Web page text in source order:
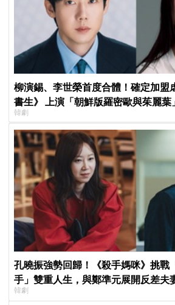
柳演錫、李世榮首度合體！確定加盟
書生》 上演「朝鮮版羅密歐與茱麗葉
韓劇
孔曉振強勢回歸！《殺手媽咪》挑戰
手」雙重人生，與鄭準元展開反差夫
韓劇